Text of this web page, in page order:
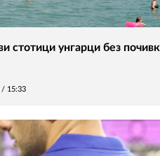
стотици унгарци без
/ 15:33